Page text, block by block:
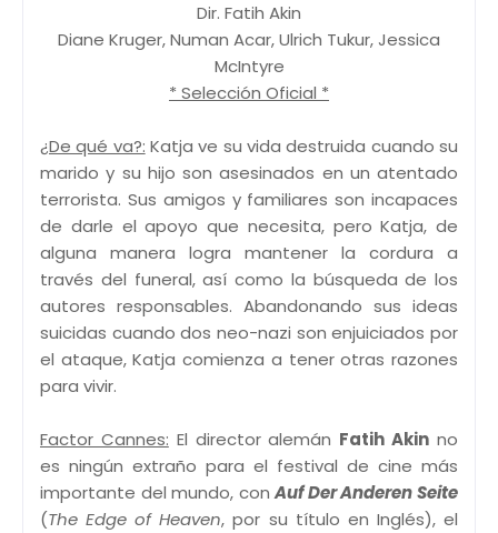
Dir. Fatih Akin
Diane Kruger, Numan Acar, Ulrich Tukur, Jessica
McIntyre
* Selección Oficial *
¿De qué va?: Katja ve su vida destruida cuando su
marido y su hijo son asesinados en un atentado
terrorista. Sus amigos y familiares son incapaces
de darle el apoyo que necesita, pero Katja, de
alguna manera logra mantener la cordura a
través del funeral, así como la búsqueda de los
autores responsables. Abandonando sus ideas
suicidas cuando dos neo-nazi son enjuiciados por
el ataque, Katja comienza a tener otras razones
para vivir.
Factor Cannes: El director alemán Fatih Akin no
es ningún extraño para el festival de cine más
importante del mundo, conAuf Der Anderen Seite
(The Edge of Heaven, por su título en Inglés), el